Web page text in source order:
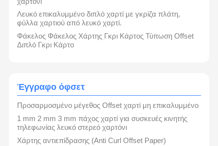
Λευκό επικαλυμμένο διπλό χαρτί με γκρίζα πλάτη,
φύλλα χαρτιού από λευκό χαρτί.
Φάκελος Φάκελος Χάρτης Γκρι Κάρτος Τύπωση Offset
Διπλό Γκρι Κάρτο
Έγγραφο όφσετ
Προσαρμοσμένο μέγεθος Offset χαρτί μη επικαλυμμένο
1 mm 2 mm 3 mm πάχος χαρτί για συσκευές κινητής
τηλεφωνίας λευκό στερεό χαρτόνι
Χάρτης αντιεπίδρασης (Anti Curl Offset Paper)